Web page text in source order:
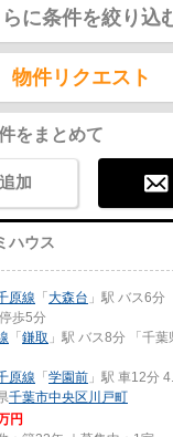
らに条件を絞り込
物件リクエスト
をまとめて
加
ハウス
原線 「大森台 」駅 バス6分
歩5分
「鎌取 」駅 バス8分 「千
原線 「学園前 」駅 車12分
千葉市中央区川戸町
円